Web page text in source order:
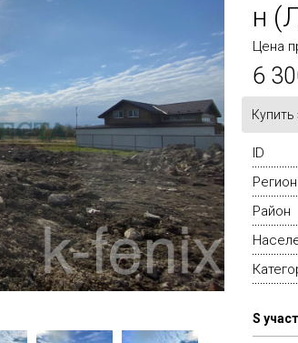
н
Цена
6
Купить
ID
Регион
Район
S